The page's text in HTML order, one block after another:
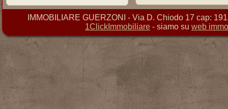
IMMOBILIARE GUERZONI - Via D. Chiodo 17 cap:
1ClickImmobiliare - siamo su web